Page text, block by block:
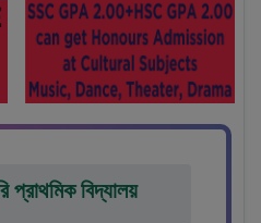
প্রাথমিক বিদ্যালয়